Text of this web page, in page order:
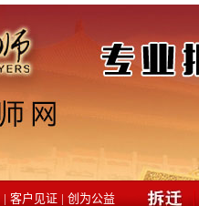
| 客户见证 | 创为公益